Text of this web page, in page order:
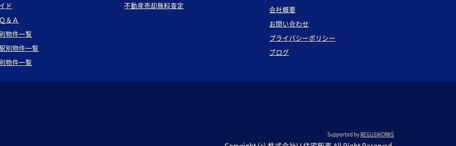
ド
＆Ａ
物件一覧
別物件一覧
物件一覧
不動産売却無料査定
会社概要
お問い合わせ
プライバシーポリシー
ブログ
Supported by REGUSWORKS